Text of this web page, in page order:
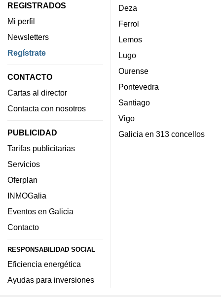
REGISTRADOS
Mi perfil
Newsletters
Regístrate
CONTACTO
Cartas al director
Contacta con nosotros
PUBLICIDAD
Tarifas publicitarias
Servicios
Oferplan
INMOGalia
Eventos en Galicia
Contacto
RESPONSABILIDAD SOCIAL
Eficiencia energética
Ayudas para inversiones
Deza
Ferrol
Lemos
Lugo
Ourense
Pontevedra
Santiago
Vigo
Galicia en 313 concellos